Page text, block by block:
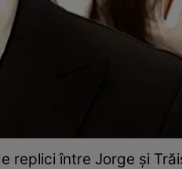
replici între Jorge și